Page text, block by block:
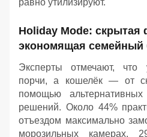
равно утилизируют.
Holiday Mode: скрытая
экономящая семейный
Эксперты отмечают, что
порчи, а кошелёк — от
помощью
решений. Около 44%
отъездом максимально
морозильных камерах,